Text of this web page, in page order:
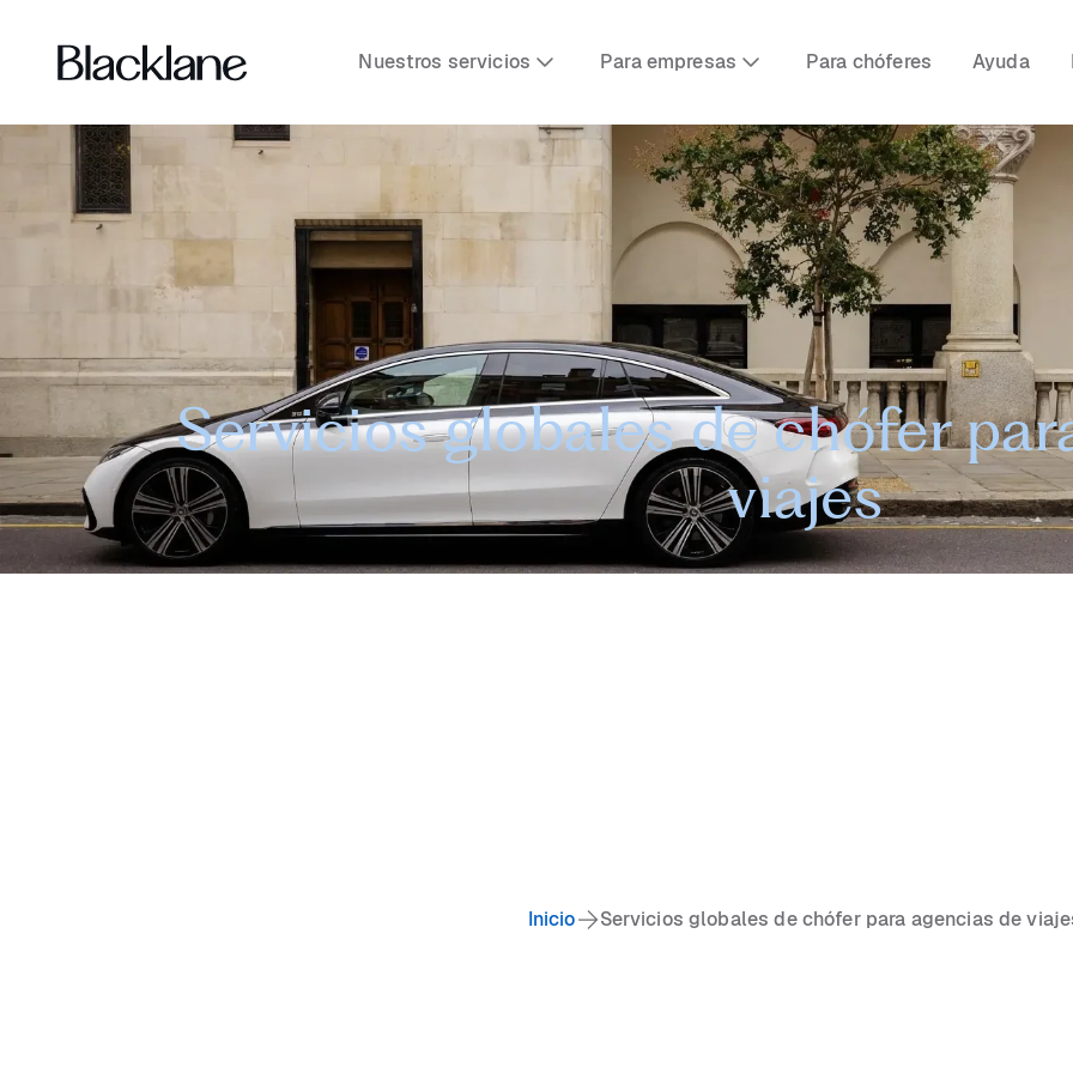
Nuestros servicios Para empresas Para chóferes Ayuda
Servicios globales de chófer
viajes
Inicio Servicios globales de chófer para agencias de